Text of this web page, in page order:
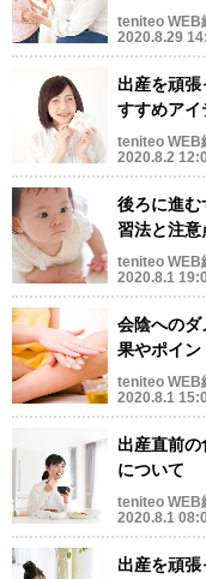
teniteo WEB
2020.8.29
出産を頑
すすめアイ
teniteo WEB
2020.8.2
後ろに進む
習法と注意
teniteo WEB
2020.8.1
会陰へのダ
果やポイン
teniteo WEB
2020.8.1
出産直前
について
teniteo WEB
2020.8.1
出産を頑